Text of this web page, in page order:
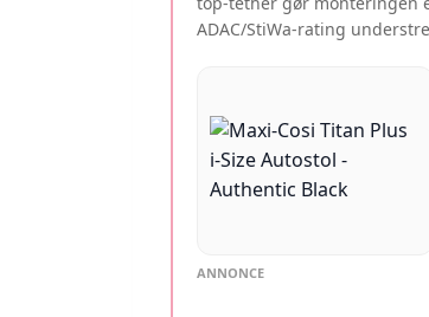
ADAC/StiWa-rating
ANNONCE